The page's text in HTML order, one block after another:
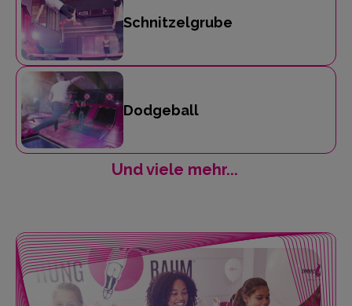
Schnitzelgrube
Dodgeball
Und viele mehr...